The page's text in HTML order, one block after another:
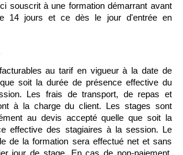
souscrit à une formation démarrant avant
14 jours et ce dès le jour d'entrée en
au tarif en vigueur à la date de
soit la durée de présence effective du
Les frais de transport, de repas et
à la charge du client. Les stages sont
au devis accepté quelle que soit la
effective des stagiaires à la session. Le
de la formation sera effectué net et sans
jour de stage. En cas de non-paiement,